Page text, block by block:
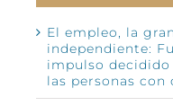
El empleo, la
independiente:
impulso
las personas con